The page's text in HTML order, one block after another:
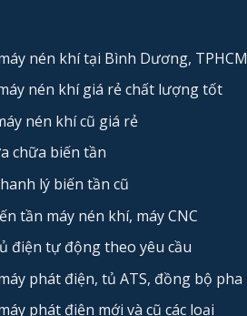
nén khí tại Bình Dương, TPHCM
nén khí giá rẻ chất lượng tốt
nén khí cũ giá rẻ
chữa biến tần
lý biến tần cũ
tần máy nén khí, máy CNC
điện tự động theo yêu cầu
phát điện, tủ ATS, đồng bộ pha
phát điện mới và cũ các loại